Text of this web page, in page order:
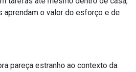
aprendam o valor do esforço e de
pareça estranho ao contexto da